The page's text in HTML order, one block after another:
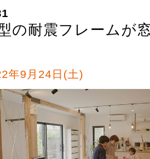
の耐震フレームが
年9月24日(土)